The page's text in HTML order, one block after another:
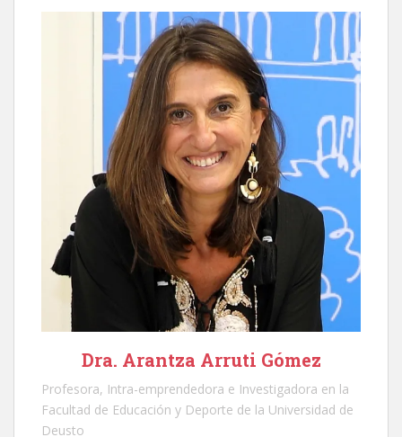
Dra. Arantza Arruti Gómez
Profesora, Intra-emprendedora e Investigadora en la
Facultad de Educación y Deporte de la Universidad de
Deusto